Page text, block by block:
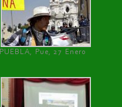
PUEBLA, Pue, 27 Enero